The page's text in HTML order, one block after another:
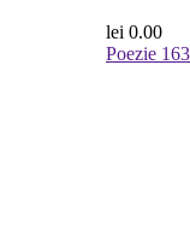
lei 0.00
Poezie